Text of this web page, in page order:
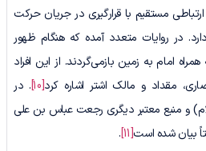
مستقیم با قرارگیری در جریان حرکت
در روایات متعدد آمده که هنگام ظهور
امام به زمین بازمی‌گردند. از این افراد
مقداد و مالک اشتر اشاره کرد[10]
. در
و منبع معتبر دیگری رجعت عباس بن علی
بیان شده است[11]
.